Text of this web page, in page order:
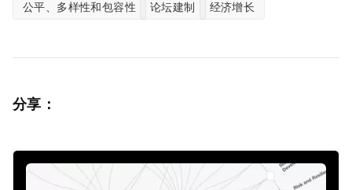
公平、多样性和包容性 论坛建制 经济增长
分享：